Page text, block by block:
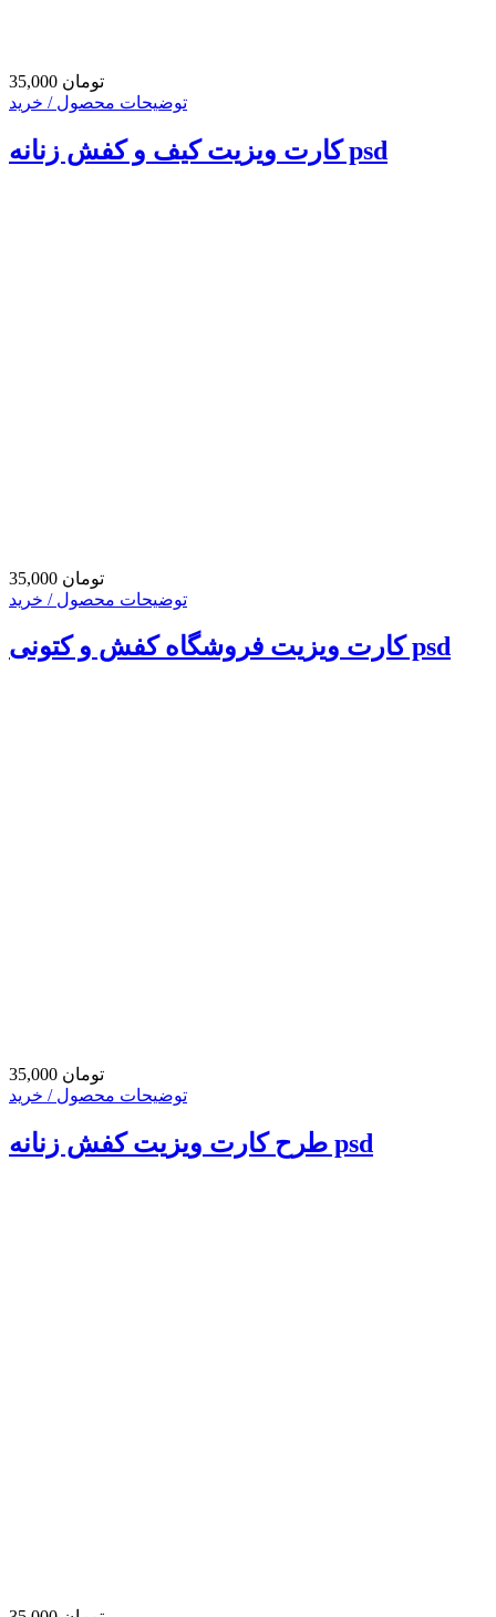
35,000 تومان
توضیحات محصول / خرید
کارت ویزیت کیف و کفش زنانه psd
35,000 تومان
توضیحات محصول / خرید
کارت ویزیت فروشگاه کفش و کتونی psd
35,000 تومان
توضیحات محصول / خرید
طرح کارت ویزیت کفش زنانه psd